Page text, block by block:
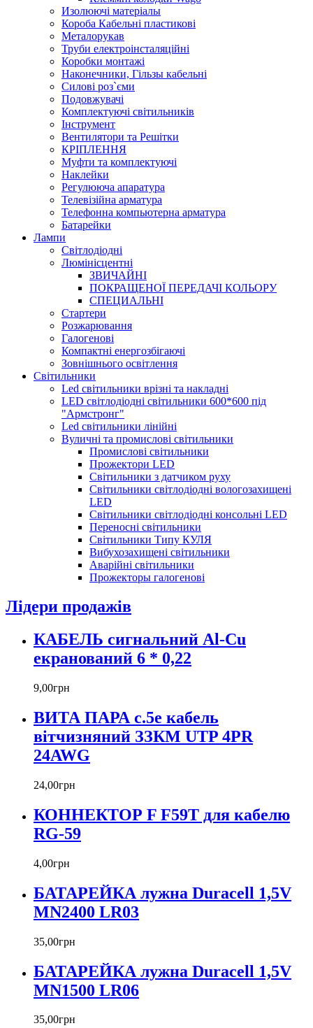
Изолюючі матеріалы
Короба Кабельні пластикові
Металорукав
Труби електроінсталяційні
Коробки монтажі
Наконечники, Гільзы кабельні
Силові роз`єми
Подовжувачі
Комплектуючі світильників
Інструмент
Вентилятори та Решітки
КРІПЛЕННЯ
Муфти та комплектуючі
Наклейки
Регулююча апаратура
Телевізійна арматура
Телефонна компьютерна арматура
Батарейки
Лампи
Світлодіодні
Люмінісцентні
ЗВИЧАЙНІ
ПОКРАЩЕНОЇ ПЕРЕДАЧІ КОЛЬОРУ
СПЕЦИАЛЬНІ
Стартери
Розжарювання
Галогенові
Компактні енергозбігаючі
Зовнішнього освітлення
Світильники
Led світильники врізні та накладні
LED світлодіодні світильники 600*600 під
"Армстронг"
Led світильники лінійні
Вуличні та промислові світильники
Промислові світильники
Прожектори LED
Світильники з датчиком руху
Світильники світлодіодні вологозахищені
LED
Світильники світлодіодні консольні LED
Переносні світильники
Світильники Типу КУЛЯ
Вибухозахищені світильники
Аварійні світильники
Прожекторы галогенові
Лідери продажів
КАБЕЛЬ сигнальний Al-Cu
екранований 6 * 0,22
9,00грн
ВИТА ПАРА c.5е кабель
вітчизняний ЗЗКМ UTP 4PR
24AWG
24,00грн
КОННЕКТОР F F59T для кабелю
RG-59
4,00грн
БАТАРЕЙКА лужна Duracell 1,5V
MN2400 LR03
35,00грн
БАТАРЕЙКА лужна Duracell 1,5V
MN1500 LR06
35,00грн